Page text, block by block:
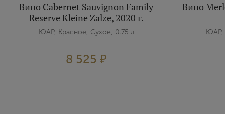
Вино Cabernet Sauvignon Family
Reserve Kleine Zalze, 2020 г.
ЮАР, Красное, Сухое, 0.75 л
8 525 ₽
Вино
ЮАР,